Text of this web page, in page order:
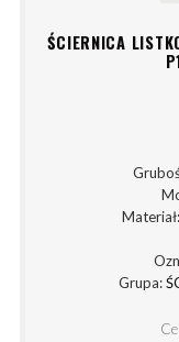
ŚCIERNICA
Materiał:
Grupa: